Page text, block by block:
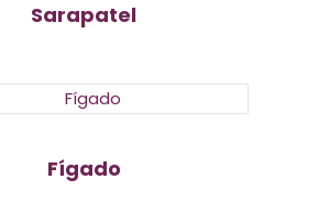
Sarapatel
Fígado